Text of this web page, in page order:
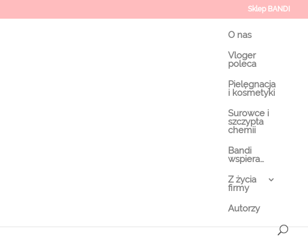
Sklep BANDI
O nas
Vloger
poleca
Pielęgnacja
i kosmetyki
Surowce i
szczypta
chemii
Bandi
wspiera…
Z życia
firmy
Autorzy